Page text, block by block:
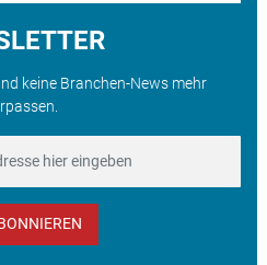
keine Branchen-News mehr